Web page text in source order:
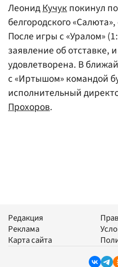
ЛеонидКучукпокинул
белгородского
После игры с «Уралом»
заявление об отставке,
удовлетворена. В
с «Иртышом» командой
исполнительный
Прохоров.
Редакция
Реклама
Карта сайта